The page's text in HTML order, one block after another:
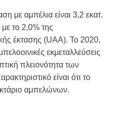
με αμπέλια είναι 3,2 εκατ.
με το 2,0% της
έκτασης (UAA). Το 2020,
εκμεταλλεύσεις
πλειονότητα των
είναι ότι το
αμπελώνων.